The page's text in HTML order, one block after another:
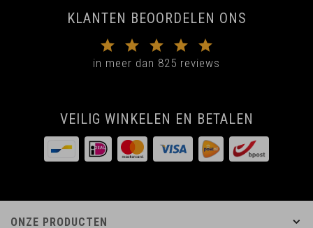
KLANTEN BEOORDELEN ONS
in meer dan 825 reviews
VEILIG WINKELEN EN BETALEN
ONZE PRODUCTEN